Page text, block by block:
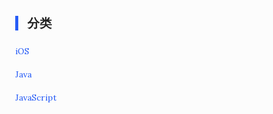
分类
iOS
Java
JavaScript